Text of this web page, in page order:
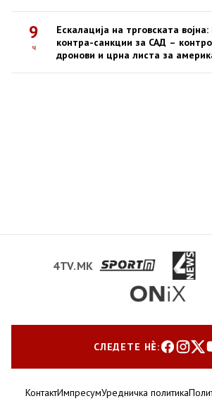
9
ч
Ескалација на трговската
контра-санкции за САД –
дронови и црна листа за
4TV.MK
СЛЕДЕТЕ НЀ:
КонтактИмпресумУредничка политика